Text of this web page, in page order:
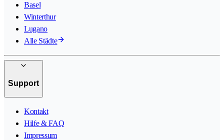
Basel
Winterthur
Lugano
Alle Städte
Support
Kontakt
Hilfe & FAQ
Impressum